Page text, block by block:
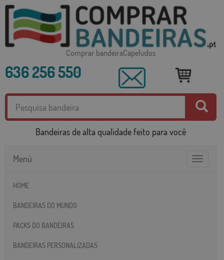
Comprar bandeiraCapeludos
636 256 550
Bandeiras de alta qualidade feito para você
Toggle
Menú
HOME
BANDEIRAS DO MUNDO
PACKS DO BANDEIRAS
BANDEIRAS PERSONALIZADAS